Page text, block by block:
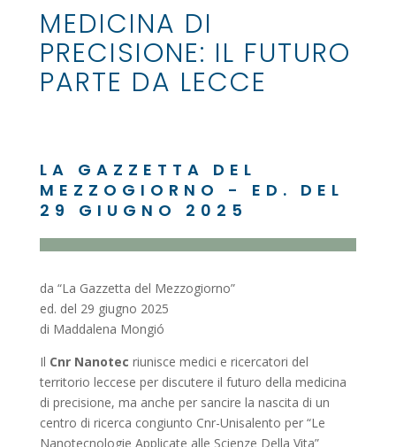
MEDICINA DI
PRECISIONE: IL FUTURO
PARTE DA LECCE
LA GAZZETTA DEL
MEZZOGIORNO - ED. DEL
29 GIUGNO 2025
da “La Gazzetta del Mezzogiorno”
ed. del 29 giugno 2025
di Maddalena Mongió
Il Cnr Nanotec riunisce medici e ricercatori del
territorio leccese per discutere il futuro della medicina
di precisione, ma anche per sancire la nascita di un
centro di ricerca congiunto Cnr-Unisalento per “Le
Nanotecnologie Applicate alle Scienze Della Vita”